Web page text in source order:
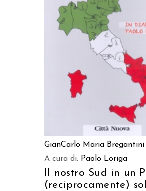
AGGIUNGI AL
GianCarlo Maria Bregantini
A cura di: Paolo Loriga
Il nostro Sud in un
(reciprocamente)